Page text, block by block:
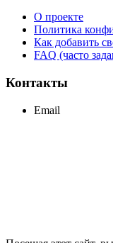
О проекте
Политика
Как добавить
FAQ (часто
Контакты
Email